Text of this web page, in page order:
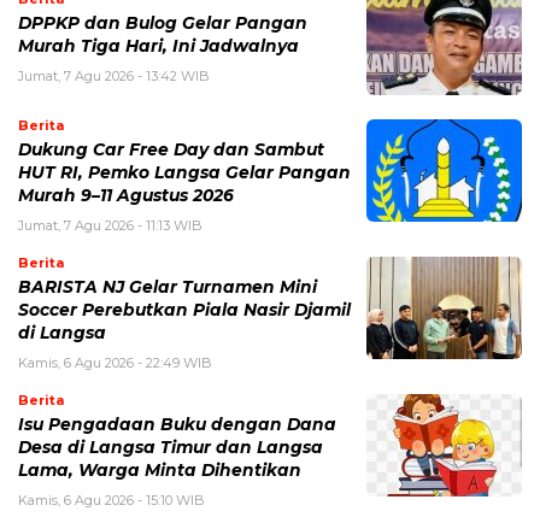
DPPKP dan Bulog Gelar Pangan
Murah Tiga Hari, Ini Jadwalnya
Jumat, 7 Agu 2026 - 13:42 WIB
Berita
Dukung Car Free Day dan Sambut
HUT RI, Pemko Langsa Gelar Pangan
Murah 9–11 Agustus 2026
Jumat, 7 Agu 2026 - 11:13 WIB
Berita
BARISTA NJ Gelar Turnamen Mini
Soccer Perebutkan Piala Nasir Djamil
di Langsa
Kamis, 6 Agu 2026 - 22:49 WIB
Berita
Isu Pengadaan Buku dengan Dana
Desa di Langsa Timur dan Langsa
Lama, Warga Minta Dihentikan
Kamis, 6 Agu 2026 - 15:10 WIB